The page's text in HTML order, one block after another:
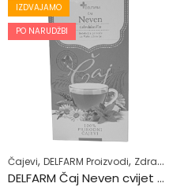
,Zdrav život
,Zubobolja
, Regulacija tjelesne težine,
IZDVAJAMO
PO NARUDŽBI
Čajevi, DELFARM Proizvodi, Zdrav život
DELFARM Čaj Neven cvijet 50g